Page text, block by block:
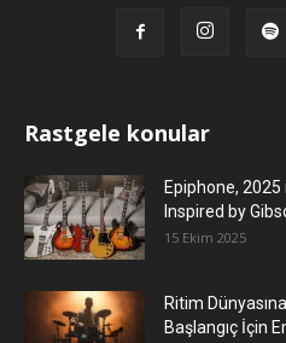
Rastgele konular
Epiphone,
Inspired by
15 Ekim 2025
Ritim
Başlangıç İçin